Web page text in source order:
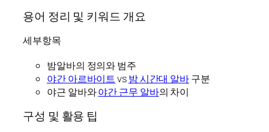
용어 정리 및 키워드 개요
세부항목
밤알바의 정의와 범주
야간 아르바이트vs밤 시간대 알바구분
야근 알바와야간 근무 알바의 차이
구성 및 활용 팁